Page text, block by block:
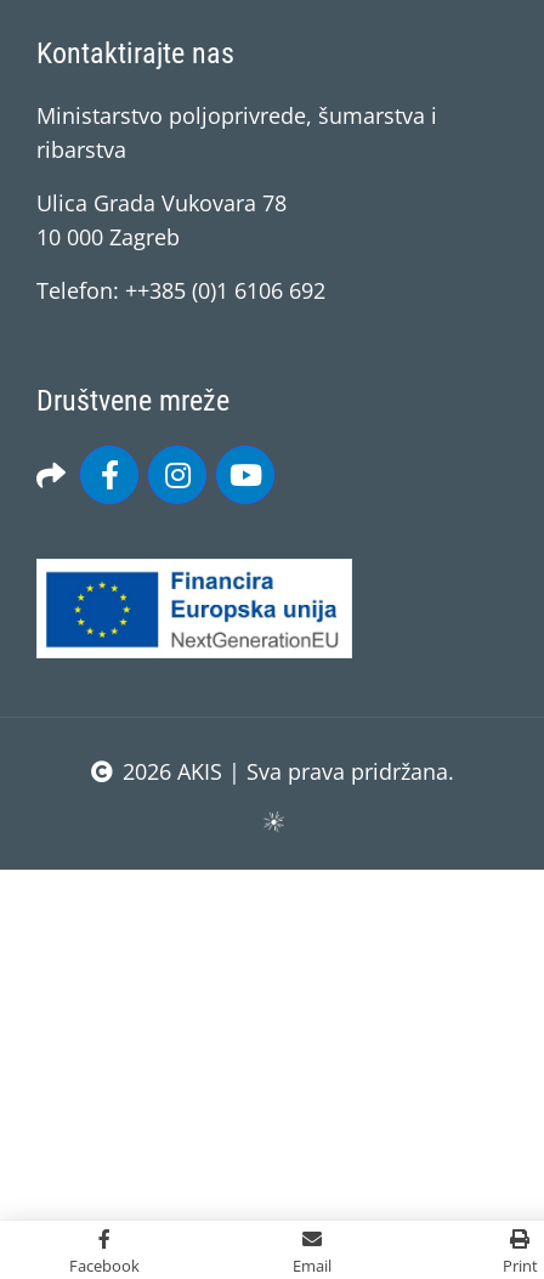
Facebook Email Print
Kontaktirajte nas
Ministarstvo poljoprivrede, šumarstva i
ribarstva
Ulica Grada Vukovara 78
10 000 Zagreb
Telefon: ++385 (0)1 6106 692
Društvene mreže
2026 AKIS | Sva prava pridržana.